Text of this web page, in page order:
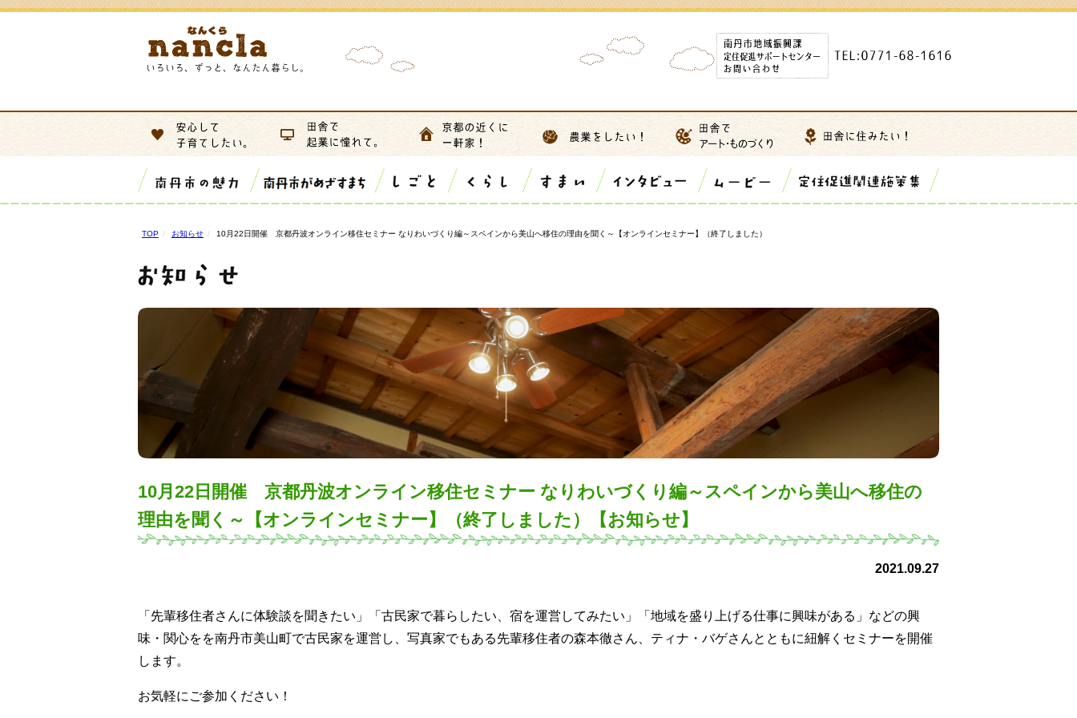
TOP お知らせ 10月22日開催 京都丹波オンライン移住セミナー なりわいづくり編～スペインから美山へ移住の理由を聞く～【オンラインセミナー】（終了しました）
10月22日開催 京都丹波オンライン移住セミナー なりわいづくり編～スペインから美山へ移住の
理由を聞く～【オンラインセミナー】（終了しました）【お知らせ】
2021.09.27
「先輩移住者さんに体験談を聞きたい」「古民家で暮らしたい、宿を運営してみたい」「地域を盛り上げる仕事に興味がある」などの興
味・関心をを南丹市美山町で古民家を運営し、写真家でもある先輩移住者の森本徹さん、ティナ・バゲさんとともに紐解くセミナーを開催
します。
お気軽にご参加ください！